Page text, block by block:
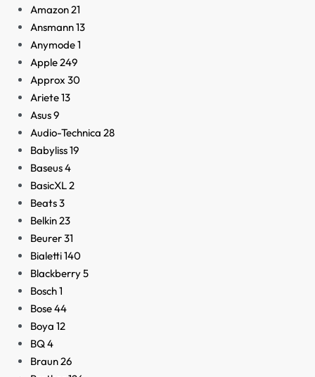
Amazon21
Ansmann13
Anymode1
Apple249
Approx 30
Ariete13
Asus9
Audio-Technica 28
Babyliss19
Baseus4
BasicXL2
Beats3
Belkin23
Beurer31
Bialetti140
Blackberry5
Bosch1
Bose44
Boya 12
BQ4
Braun26